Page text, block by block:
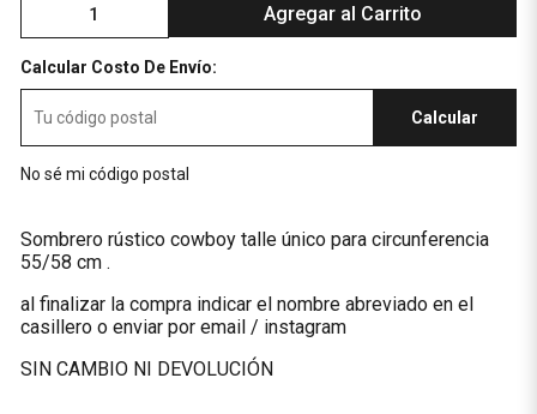
Agregar al Carrito
Calcular Costo De Envío:
Calcular
No sé mi código postal
Sombrero rústico cowboy talle único para circunferencia
55/58 cm .
al finalizar la compra indicar el nombre abreviado en el
casillero o enviar por email / instagram
SIN CAMBIO NI DEVOLUCIÓN